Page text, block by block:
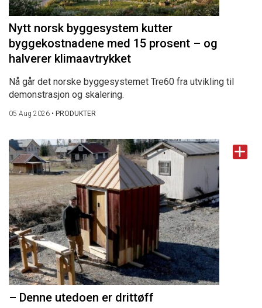
Nytt norsk byggesystem kutter
byggekostnadene med 15 prosent – og
halverer klimaavtrykket
Nå går det norske byggesystemet Tre60 fra utvikling til
demonstrasjon og skalering.
05 Aug 2026 • PRODUKTER
– Denne utedoen er drittøff